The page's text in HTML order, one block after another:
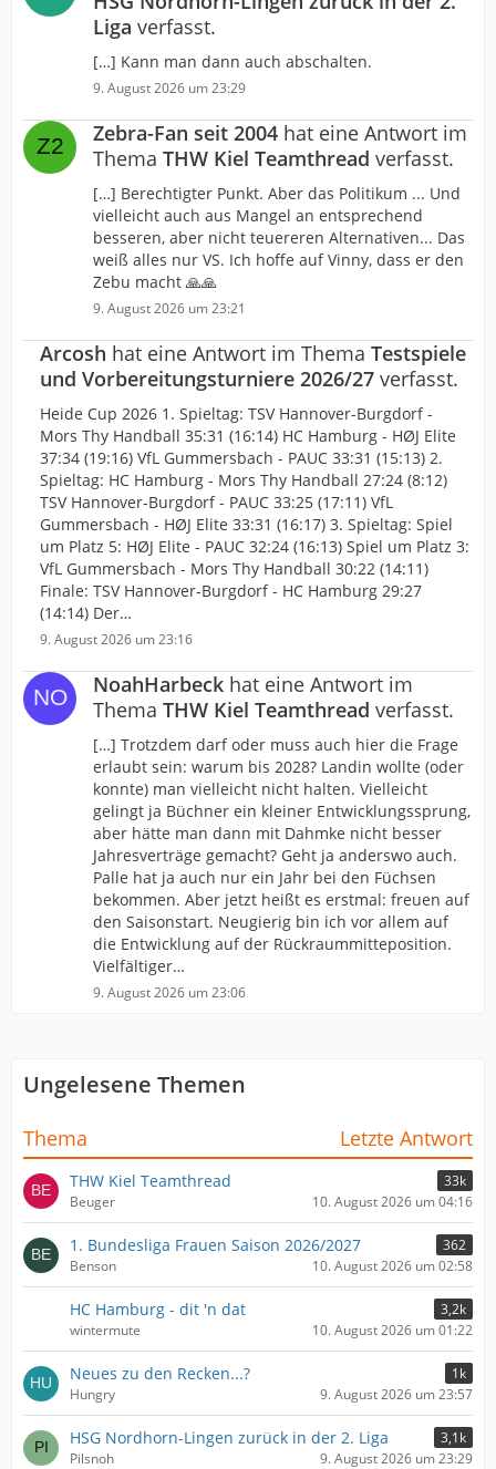
Liga verfasst.
[…] Kann man dann auch abschalten.
9. August 2026 um 23:29
Zebra-Fan seit 2004 hat eine Antwort im
Thema THW Kiel Teamthread verfasst.
[…] Berechtigter Punkt. Aber das Politikum ... Und
vielleicht auch aus Mangel an entsprechend
besseren, aber nicht teuereren Alternativen... Das
weiß alles nur VS. Ich hoffe auf Vinny, dass er den
Zebu macht 🙏🙏
9. August 2026 um 23:21
Arcosh hat eine Antwort im Thema Testspiele
und Vorbereitungsturniere 2026/27 verfasst.
Heide Cup 2026 1. Spieltag: TSV Hannover-Burgdorf -
Mors Thy Handball 35:31 (16:14) HC Hamburg - HØJ Elite
37:34 (19:16) VfL Gummersbach - PAUC 33:31 (15:13) 2.
Spieltag: HC Hamburg - Mors Thy Handball 27:24 (8:12)
TSV Hannover-Burgdorf - PAUC 33:25 (17:11) VfL
Gummersbach - HØJ Elite 33:31 (16:17) 3. Spieltag: Spiel
um Platz 5: HØJ Elite - PAUC 32:24 (16:13) Spiel um Platz 3:
VfL Gummersbach - Mors Thy Handball 30:22 (14:11)
Finale: TSV Hannover-Burgdorf - HC Hamburg 29:27
(14:14) Der…
9. August 2026 um 23:16
NoahHarbeck hat eine Antwort im
Thema THW Kiel Teamthread verfasst.
[…] Trotzdem darf oder muss auch hier die Frage
erlaubt sein: warum bis 2028? Landin wollte (oder
konnte) man vielleicht nicht halten. Vielleicht
gelingt ja Büchner ein kleiner Entwicklungssprung,
aber hätte man dann mit Dahmke nicht besser
Jahresverträge gemacht? Geht ja anderswo auch.
Palle hat ja auch nur ein Jahr bei den Füchsen
bekommen. Aber jetzt heißt es erstmal: freuen auf
den Saisonstart. Neugierig bin ich vor allem auf
die Entwicklung auf der Rückraummitteposition.
Vielfältiger…
9. August 2026 um 23:06
Ungelesene Themen
Thema Letzte Antwort
THW Kiel Teamthread
33k
Beuger
10. August 2026 um 04:16
1. Bundesliga Frauen Saison 2026/2027
362
Benson
10. August 2026 um 02:58
HC Hamburg - dit 'n dat
3,2k
wintermute
10. August 2026 um 01:22
Neues zu den Recken...?
1k
Hungry
9. August 2026 um 23:57
HSG Nordhorn-Lingen zurück in der 2. Liga
3,1k
Pilsnoh
9. August 2026 um 23:29